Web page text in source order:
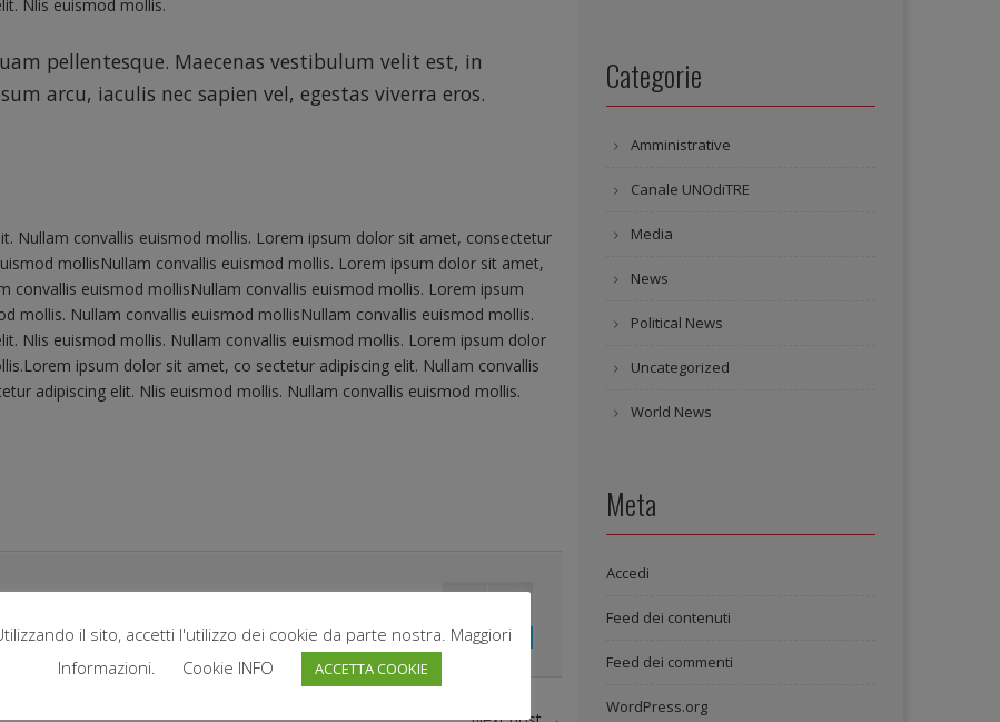
Nlis euismod mollis.
pellentesque. Maecenas vestibulum velit est, in
arcu, iaculis nec sapien vel, egestas viverra eros.
Nullam convallis euismod mollis. Lorem ipsum dolor sit amet, consectetur
mollisNullam convallis euismod mollis. Lorem ipsum dolor sit amet,
convallis euismod mollisNullam convallis euismod mollis. Lorem ipsum
mollis. Nullam convallis euismod mollisNullam convallis euismod mollis.
Nlis euismod mollis. Nullam convallis euismod mollis. Lorem ipsum dolor
ipsum dolor sit amet, co sectetur adipiscing elit. Nullam convallis
adipiscing elit. Nlis euismod mollis. Nullam convallis euismod mollis.
0 0
Categorie
Amministrative
Canale UNOdiTRE
Media
News
Political News
Uncategorized
World News
Meta
Accedi
Feed dei contenuti
Feed dei commenti
WordPress.org
il sito, accetti l'utilizzo dei cookie da parte nostra. Maggiori
Informazioni.
Cookie INFO ACCETTA COOKIE